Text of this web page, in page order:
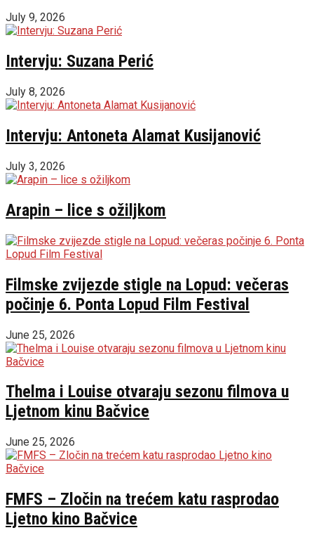
July 9, 2026
Intervju: Suzana Perić
July 8, 2026
Intervju: Antoneta Alamat Kusijanović
July 3, 2026
Arapin – lice s ožiljkom
Filmske zvijezde stigle na Lopud: večeras
počinje 6. Ponta Lopud Film Festival
June 25, 2026
Thelma i Louise otvaraju sezonu filmova u
Ljetnom kinu Bačvice
June 25, 2026
FMFS – Zločin na trećem katu rasprodao
Ljetno kino Bačvice